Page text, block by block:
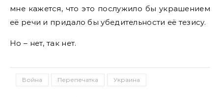
мне кажется, что это послужило бы украшением
её речи и придало бы убедительности её тезису.
Но – нет, так нет.
Война Перепечатка Украина